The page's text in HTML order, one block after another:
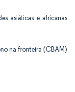
asiáticas e africanas
na fronteira (CBAM)